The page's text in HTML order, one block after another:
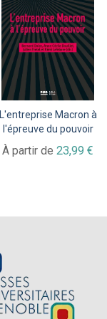
L'entreprise Macron à
l'épreuve du pouvoir
À partir de 23,99 €
Quand la donnée arrive
en ville
Open data et gouvernance
urbaine